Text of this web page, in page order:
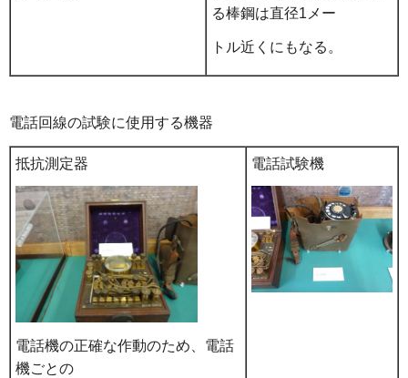
る棒鋼は直径1メー
トル近くにもなる。
電話回線の試験に使用する機器
抵抗測定器
電話機の正確な作動のため、電話
機ごとの
電話試験機